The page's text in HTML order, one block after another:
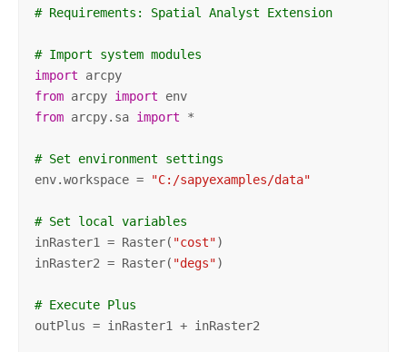
# Requirements: Spatial Analyst Extension
# Import system modules
import
arcpy
from arcpy import
env
from arcpy.sa import *
# Set environment settings
env.workspace =
"C:/sapyexamples/data"
# Set local variables
inRaster1 = Raster( "cost")
inRaster2 = Raster( "degs")
# Execute Plus
outPlus = inRaster1 + inRaster2